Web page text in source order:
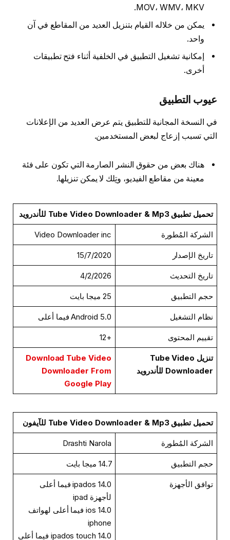
MOV، WMV، MKV.
يمكن من خلاله القيام بتنزيل العديد من المقاطع في آن
واحد.
إمكانية تشغيل التطبيق في الخلفية أثناء فتح تطبيقات
أخرى.
عيوب التطبيق
في النسخة المجانية للتطبيق يتم عرض العديد من الإعلانات
التي تسبب إزعاج لبعض المستخدمين.
هناك بعض من حقوق النشر الصارمة التي تكون على فئة
معينة من مقاطع الفيديو، وتِلك لا يمكن تنزيلها.
تحميل تطبيق Tube Video Downloader & Mp3 للأندرويد
الشركة المُطورة Video Downloader inc
تاريخ الإصدار 15/7/2020
تاريخ التحديث 4/2/2026
حجم التطبيق 25 ميجا بايت
نظام التشغيل Android 5.0 فيما أعلى
تقييم المحتوى +12
تنزيل Tube Video
Downloader للأندرويد
Download Tube Video
Downloader From
Google Play
تحميل تطبيق Tube Video Downloader & Mp3 للآيفون
الشركة المُطورة Drashti Narola
حجم التطبيق 14.7 ميجا بايت
توافق الأجهزة
ipados 14.0 فيما أعلى
لأجهزة ipad
ios 14.0 فيما أعلى لهواتف
iphone
ipados touch 14.0 فيما أعلى